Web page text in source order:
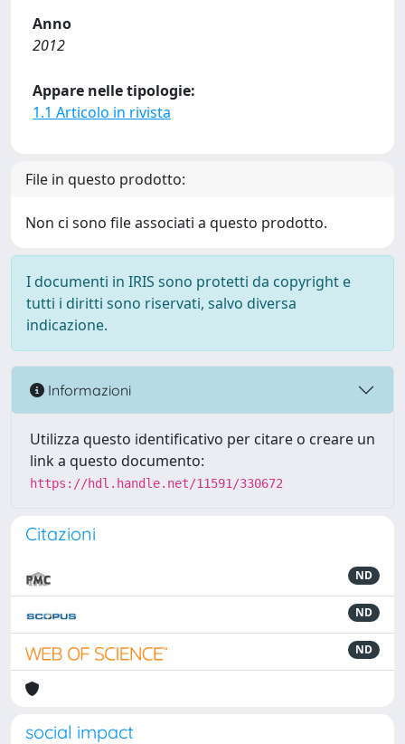
Anno
2012
Appare nelle tipologie:
1.1 Articolo in rivista
File in questo prodotto:
Non ci sono file associati a questo prodotto.
I documenti in IRIS sono protetti da copyright e
tutti i diritti sono riservati, salvo diversa
indicazione.
Informazioni
Utilizza questo identificativo per citare o creare un
link a questo documento:
https://hdl.handle.net/11591/330672
Citazioni
ND
ND
ND
social impact